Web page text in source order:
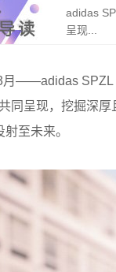
adidas
呈现...
月——adidas SPZL
同呈现，挖掘深
至未来。